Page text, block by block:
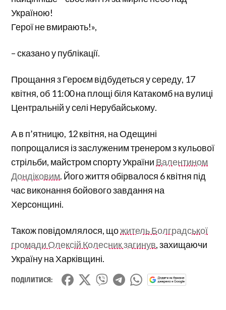
Україною!
Герої не вмирають!»,
– сказано у публікації.
Прощання з Героєм відбудеться у середу, 17
квітня, об 11:00 на площі біля Катакомб на вулиці
Центральній у селі Нерубайському.
А в п’ятницю, 12 квітня, на Одещині
попрощалися із заслуженим тренером з кульової
стрільби, майстром спорту України Валентином
Дондіковим. Його життя обірвалося 6 квітня під
час виконання бойового завдання на
Херсонщині.
Також повідомлялося, щожитель Болградської
громади Олексій Колесник загинув, захищаючи
Україну на Харківщині.
ПОДІЛИТИСЯ: